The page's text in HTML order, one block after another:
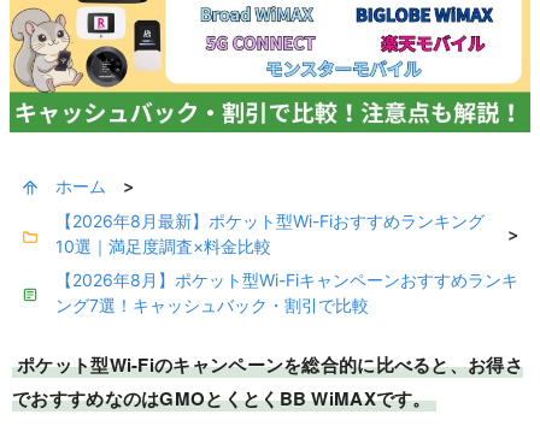
ホーム
>
【2026年8月最新】ポケット型Wi-Fiおすすめランキング
10選｜満足度調査×料金比較
>
【2026年8月】ポケット型Wi-Fiキャンペーンおすすめランキ
ング7選！キャッシュバック・割引で比較
ポケット型Wi-Fiのキャンペーンを総合的に比べると、お得さ
でおすすめなのはGMOとくとくBB WiMAXです。